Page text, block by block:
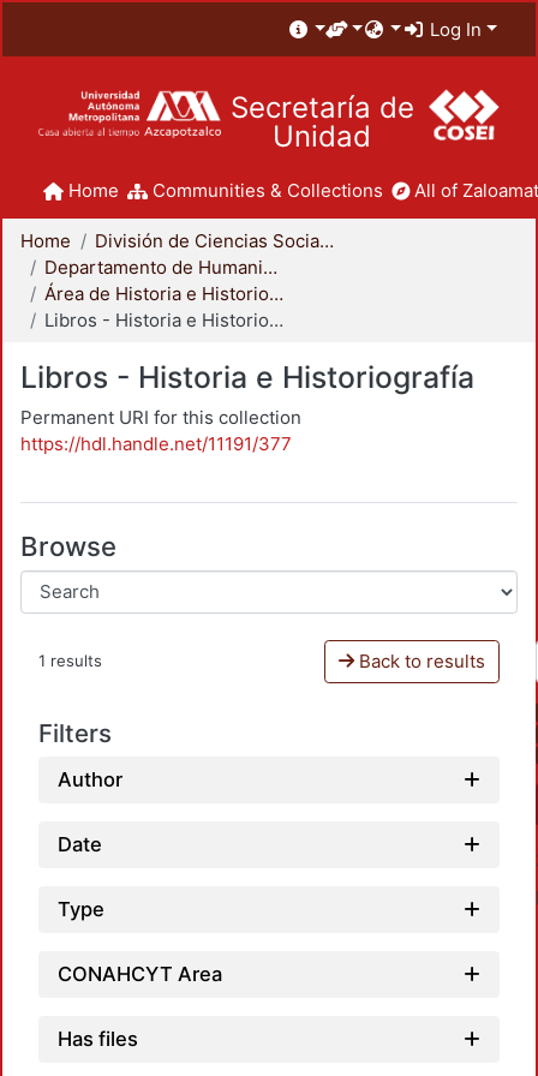
Log In
Secretaría de
Unidad
Home Communities & Collections All of
Home
División de Ciencias Sociales y Humanidades
Departamento de Humanidades
Área de Historia e Historiografía
Libros - Historia e Historiografía
Libros - Historia e Historiografía
Permanent URI for this collection
https://hdl.handle.net/11191/377
Browse
1 results Back to results
Filters
Author
Date
Type
CONAHCYT Area
Has files